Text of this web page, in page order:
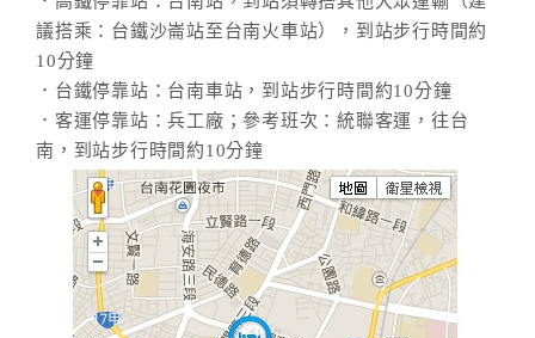
議搭乘：台鐵沙崙站至台南火車站），到站步行時間約
10分鐘
．台鐵停靠站：台南車站，到站步行時間約10分鐘
．客運停靠站：兵工廠；參考班次：統聯客運，往台
南，到站步行時間約10分鐘